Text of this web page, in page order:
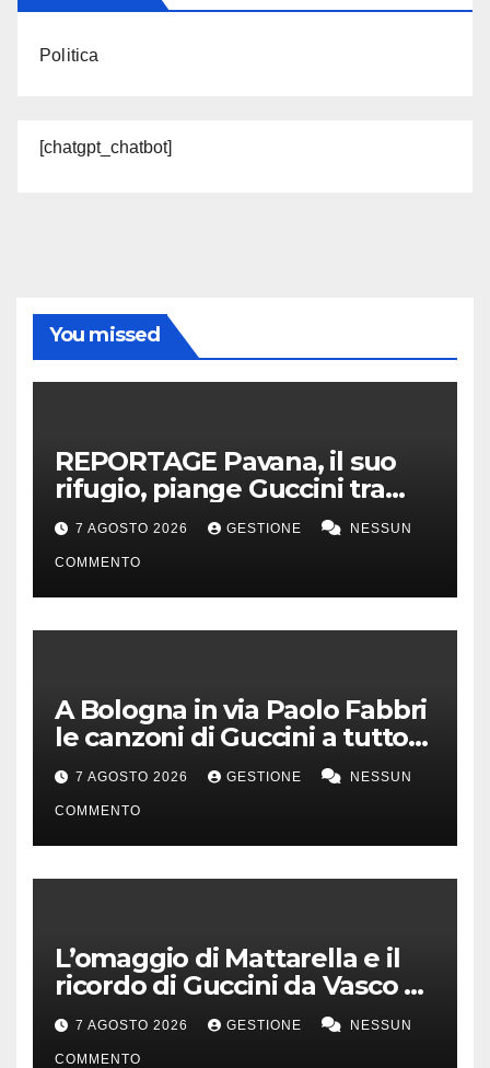
Politica
[chatgpt_chatbot]
You missed
REPORTAGE Pavana, il suo
rifugio, piange Guccini tra
silenzio, lacrime e fiori
7 AGOSTO 2026 GESTIONE NESSUN
COMMENTO
A Bologna in via Paolo Fabbri
le canzoni di Guccini a tutto
volume
7 AGOSTO 2026 GESTIONE NESSUN
COMMENTO
L’omaggio di Mattarella e il
ricordo di Guccini da Vasco a
Milo Manara
7 AGOSTO 2026 GESTIONE NESSUN
COMMENTO